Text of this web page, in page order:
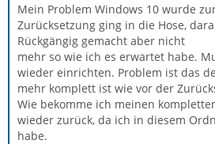
Mein Problem Windows 10 wurde
Zurücksetzung ging in die Hose,
Rückgängig gemacht aber nicht
mehr so wie ich es erwartet habe.
wieder einrichten. Problem ist das
mehr komplett ist wie vor der
Wie bekomme ich meinen
wieder zurück, da ich in diesem
habe.